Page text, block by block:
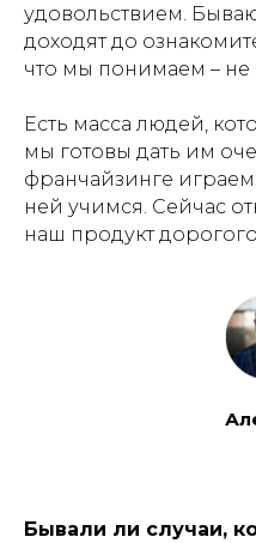
удовольствием.
доходят до
что мы понимаем – не
Есть масса людей,
мы готовы дать им
франчайзинге
ней учимся. Сейчас
наш продукт дорогого
Бывали ли случаи,